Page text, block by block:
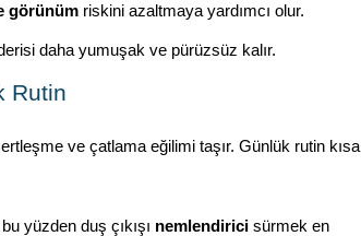
görünüm riskini azaltmaya yardımcı olur.
daha yumuşak ve pürüzsüz kalır.
Rutin
ve çatlama eğilimi taşır. Günlük rutin kısa
yüzden duş çıkışı nemlendirici sürmek en